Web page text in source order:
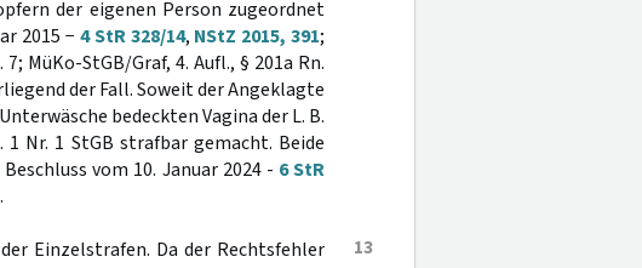
der eigenen Person zugeordnet
2015 − 4 StR 328/14, NStZ 2015, 391;
MüKo-StGB/Graf, 4. Aufl., § 201a Rn.
der Fall. Soweit der Angeklagte
bedeckten Vagina der L. B.
1 Nr. 1 StGB strafbar gemacht. Beide
vom 10. Januar 2024 - 6 StR
13
Einzelstrafen. Da der Rechtsfehler